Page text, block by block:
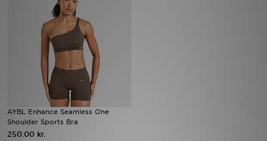
AYBL Enhance Seamless One
Shoulder Sports Bra
250.00 kr.
Bestsellers
Fodbold
Sport